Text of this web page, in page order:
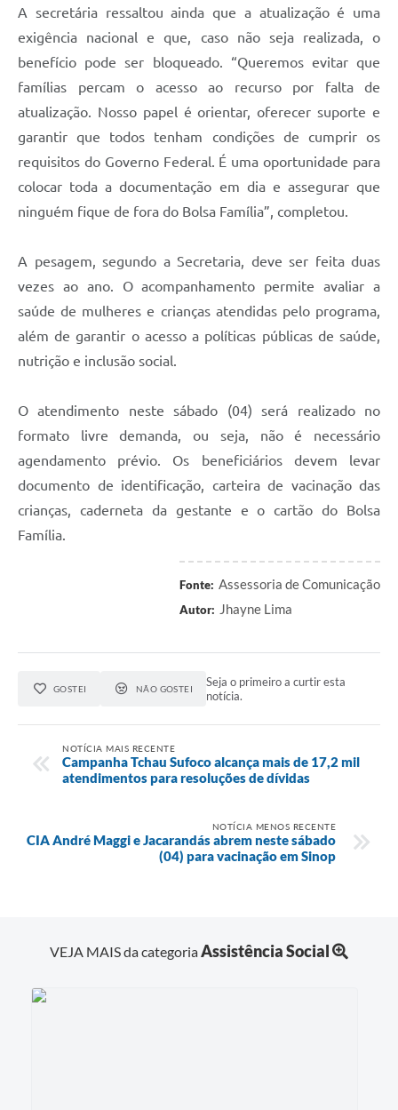
A secretária ressaltou ainda que a atualização é uma
exigência nacional e que, caso não seja realizada, o
benefício pode ser bloqueado. “Queremos evitar que
famílias percam o acesso ao recurso por falta de
atualização. Nosso papel é orientar, oferecer suporte e
garantir que todos tenham condições de cumprir os
requisitos do Governo Federal. É uma oportunidade para
colocar toda a documentação em dia e assegurar que
ninguém fique de fora do Bolsa Família”, completou.
A pesagem, segundo a Secretaria, deve ser feita duas
vezes ao ano. O acompanhamento permite avaliar a
saúde de mulheres e crianças atendidas pelo programa,
além de garantir o acesso a políticas públicas de saúde,
nutrição e inclusão social.
O atendimento neste sábado (04) será realizado no
formato livre demanda, ou seja, não é necessário
agendamento prévio. Os beneficiários devem levar
documento de identificação, carteira de vacinação das
crianças, caderneta da gestante e o cartão do Bolsa
Família.
Fonte: Assessoria de Comunicação
Autor: Jhayne Lima
GOSTEI NÃO GOSTEI
Seja o primeiro a curtir esta
notícia.
NOTÍCIA MAIS RECENTE
Campanha Tchau Sufoco alcança mais de 17,2 mil
atendimentos para resoluções de dívidas
NOTÍCIA MENOS RECENTE
CIA André Maggi e Jacarandás abrem neste sábado
(04) para vacinação em Sinop
VEJA MAIS da categoriaAssistência Social